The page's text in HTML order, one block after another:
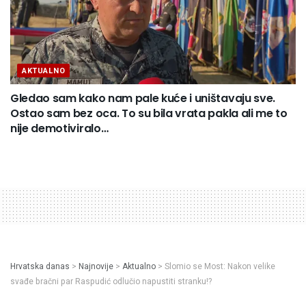
AKTUALNO
Gledao sam kako nam pale kuće i uništavaju sve.
Ostao sam bez oca. To su bila vrata pakla ali me to
nije demotiviralo…
Hrvatska danas > Najnovije > Aktualno > Slomio se Most: Nakon velike
svađe bračni par Raspudić odlučio napustiti stranku!?